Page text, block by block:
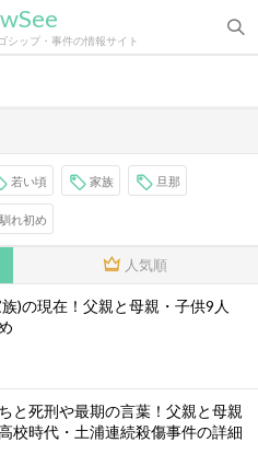
シップ・事件の情報サイト
若い頃 家族 旦那
馴れ初め
人気順
)の現在！父親と母親・子供9人
と死刑や最期の言葉！父親と母親
校時代・土浦連続殺傷事件の詳細